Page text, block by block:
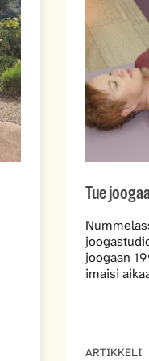
Tue
joogaan
imaisi
ARTIKKELI